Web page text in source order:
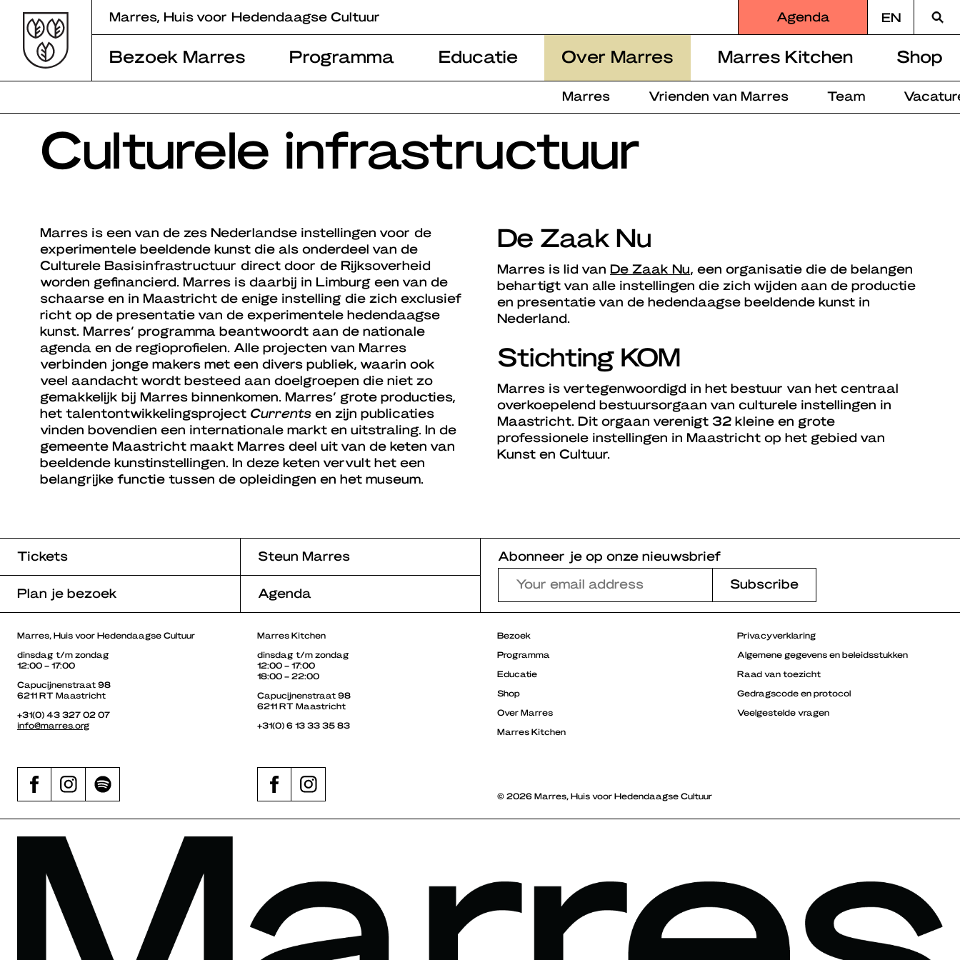
content
Marres, Huis voor Hedendaagse Cultuur Agenda EN
naar
Bezoek Marres Programma Educatie Over Marres
Marres Vrienden van Marres Team
Marres Kitchen Shop
Culturele infrastructuur
Marres is een van de zes Nederlandse instellingen voor de
experimentele beeldende kunst die als onderdeel van de
Culturele Basisinfrastructuur direct door de Rijksoverheid
worden gefinancierd. Marres is daarbij in Limburg een van de
schaarse en in Maastricht de enige instelling die zich exclusief
richt op de presentatie van de experimentele hedendaagse
kunst. Marres’ programma beantwoordt aan de nationale
agenda en de regioprofielen. Alle projecten van Marres
verbinden jonge makers met een divers publiek, waarin ook
veel aandacht wordt besteed aan doelgroepen die niet zo
gemakkelijk bij Marres binnenkomen. Marres’ grote producties,
het talentontwikkelingsproject Currents en zijn publicaties
vinden bovendien een internationale markt en uitstraling. In de
gemeente Maastricht maakt Marres deel uit van de keten van
beeldende kunstinstellingen. In deze keten vervult het een
belangrijke functie tussen de opleidingen en het museum.
De Zaak Nu
Marres is lid van De Zaak Nu, een organisatie die de belangen
behartigt van alle instellingen die zich wijden aan de productie
en presentatie van de hedendaagse beeldende kunst in
Nederland.
Stichting KOM
Marres is vertegenwoordigd in het bestuur van het centraal
overkoepelend bestuursorgaan van culturele instellingen in
Maastricht. Dit orgaan verenigt 32 kleine en grote
professionele instellingen in Maastricht op het gebied van
Kunst en Cultuur.
Tickets Steun Marres
Plan je bezoek Agenda
Abonneer je op onze nieuwsbrief
Marres, Huis voor Hedendaagse Cultuur
dinsdag t/m zondag
12:00 – 17:00
Capucijnenstraat 98
6211 RT Maastricht
+31(0) 43 327 02 07
info@marres.org
Marres Kitchen
dinsdag t/m zondag
12:00 – 17:00
18:00 – 22:00
Capucijnenstraat 98
6211 RT Maastricht
+31(0) 6 13 33 35 83
Bezoek
Programma
Educatie
Shop
Over Marres
Marres Kitchen
Privacyverklaring
Algemene gegevens en beleidsstukken
Raad van toezicht
Gedragscode en protocol
Veelgestelde vragen
© 2026 Marres, Huis voor Hedendaagse Cultuur